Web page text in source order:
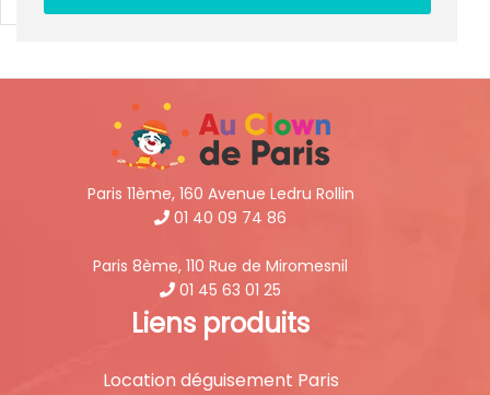
Paris 11ème, 160 Avenue Ledru Rollin
01 40 09 74 86
Paris 8ème, 110 Rue de Miromesnil
01 45 63 01 25
Liens produits
Location déguisement Paris